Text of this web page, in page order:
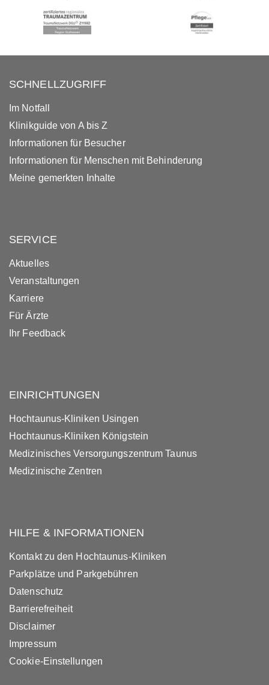
SCHNELLZUGRIFF
Im Notfall
Klinikguide von A bis Z
Informationen für Besucher
Informationen für Menschen mit Behinderung
Meine gemerkten Inhalte
SERVICE
Aktuelles
Veranstaltungen
Karriere
Für Ärzte
Ihr Feedback
EINRICHTUNGEN
Hochtaunus-Kliniken Usingen
Hochtaunus-Kliniken Königstein
Medizinisches Versorgungszentrum Taunus
Medizinische Zentren
HILFE & INFORMATIONEN
Kontakt zu den Hochtaunus-Kliniken
Parkplätze und Parkgebühren
Datenschutz
Barrierefreiheit
Disclaimer
Impressum
Cookie-Einstellungen